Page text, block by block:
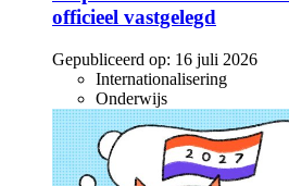
officieel vastgelegd
Gepubliceerd op: 16 juli 2026
Internationalisering
Onderwijs